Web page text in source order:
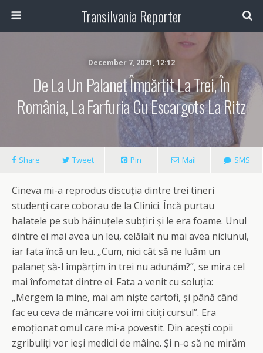
Transilvania Reporter
December 7, 2021, 12:12
De La Un Palaneț Împărțit La Trei, În
România, La Farfuria Cu Escargots La Ritz
Share Tweet Pin Mail SMS
Cineva mi-a reprodus discuția dintre trei tineri
studenți care coborau de la Clinici. Încă purtau
halatele pe sub hăinuțele subțiri și le era foame. Unul
dintre ei mai avea un leu, celălalt nu mai avea niciunul,
iar fata încă un leu. „Cum, nici cât să ne luăm un
palaneț să-l împărțim în trei nu adunăm?”, se mira cel
mai înfometat dintre ei. Fata a venit cu soluția:
„Mergem la mine, mai am niște cartofi, și până când
fac eu ceva de mâncare voi îmi citiți cursul”. Era
emoționat omul care mi-a povestit. Din acești copii
zgribuliți vor ieși medicii de mâine. Și n-o să ne mirăm